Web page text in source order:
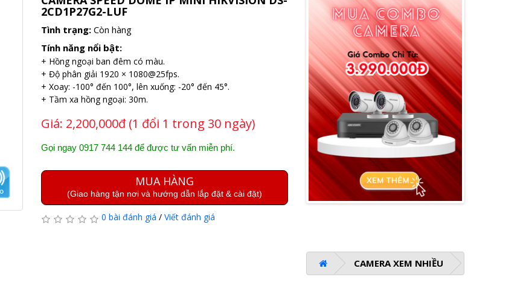
2CD1P27G2-LUF
Tình trạng: Còn hàng
Tính năng nổi bật:
+ Hồng ngoại ban đêm có màu.
+ Độ phân giải 1920 × 1080@25fps.
+ Xoay: -100° đến 100°, lên xuống: -20° đến 45°.
+ Tầm xa hồng ngoại: 30m.
Giá: 2,200,000đ (1 đổi 1 trong 30 ngày)
Gọi ngay 0917 744 144 để được tư vấn miễn phí.
MUA HÀNG
(Giao hàng tận nơi và hướng dẫn lắp đặt & cài đặt)
0 bài đánh giá / Viết đánh giá
CAMERA XEM NHIỀU